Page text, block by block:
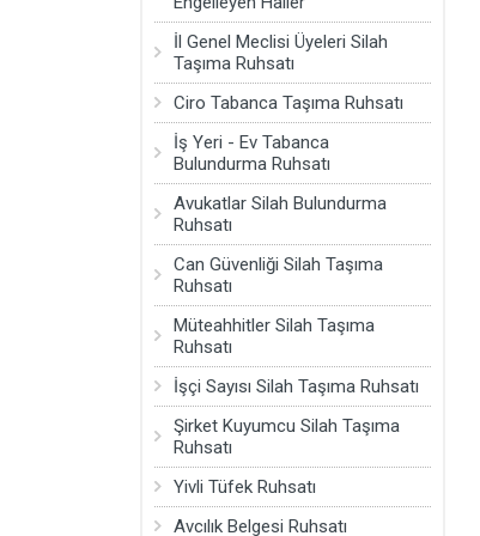
ÇELİK YELEK
AV MALZEMELERİ
ÖZEL GÜVENLİK MALZEMELERİ
SİLAH PERMİ HAKKI
KAMP MALZEMELERİ
DİĞER ÜRÜNLER
İl Genel Meclisi Üyeleri Silah
Taşıma Ruhsatı
Ciro Tabanca Taşıma Ruhsatı
İş Yeri - Ev Tabanca
Bulundurma Ruhsatı
Avukatlar Silah Bulundurma
Ruhsatı
Can Güvenliği Silah Taşıma
Ruhsatı
Müteahhitler Silah Taşıma
Ruhsatı
İşçi Sayısı Silah Taşıma Ruhsatı
Şirket Kuyumcu Silah Taşıma
Ruhsatı
Yivli Tüfek Ruhsatı
Avcılık Belgesi Ruhsatı